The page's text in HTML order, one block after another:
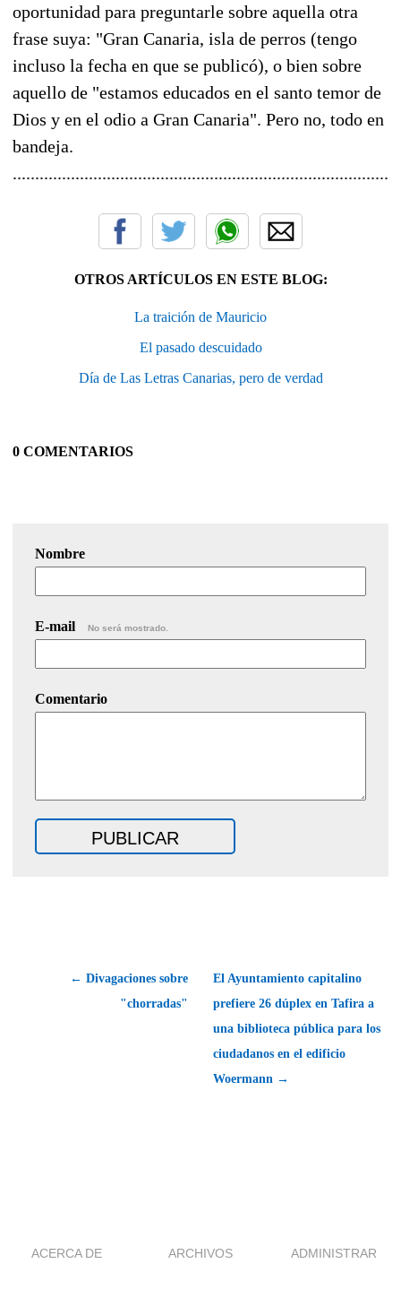
oportunidad para preguntarle sobre aquella otra
frase suya: "Gran Canaria, isla de perros (tengo
incluso la fecha en que se publicó), o bien sobre
aquello de "estamos educados en el santo temor de
Dios y en el odio a Gran Canaria". Pero no, todo en
bandeja.
OTROS ARTÍCULOS EN ESTE BLOG:
La traición de Mauricio
El pasado descuidado
Día de Las Letras Canarias, pero de verdad
0 COMENTARIOS
Nombre
E-mail No será mostrado.
Comentario
← Divagaciones sobre
"chorradas"
El Ayuntamiento capitalino
prefiere 26 dúplex en Tafira a
una biblioteca pública para los
ciudadanos en el edificio
Woermann →
ACERCA DE ARCHIVOS ADMINISTRAR